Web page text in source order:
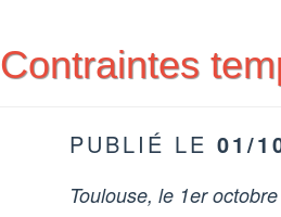
Contraintes
PUBLIÉ LE 01/
Toulouse, le 1er